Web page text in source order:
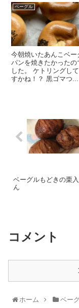
ベーグル
今朝焼いたあんこベ
パンを焼きたかった
した。 ケトリングし
すかね！？ 黒ゴマつ...
ベーグルもどきの栗
ん
コメント
ホーム ベー